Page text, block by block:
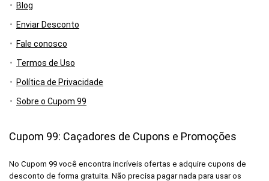
Blog
Enviar Desconto
Fale conosco
Termos de Uso
Política de Privacidade
Sobre o Cupom 99
Cupom 99: Caçadores de Cupons e Promoções
No Cupom 99 você encontra incríveis ofertas e adquire cupons de
desconto de forma gratuita. Não precisa pagar nada para usar os